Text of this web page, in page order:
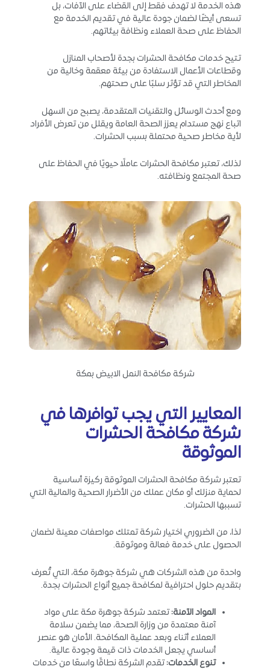
هذه الخدمة لا تهدف فقط إلى القضاء على الآفات، بل
تسعى أيضًا لضمان جودة عالية في تقديم الخدمة مع
الحفاظ على صحة العملاء ونظافة بيئاتهم.
تتيح خدمات مكافحة الحشرات بجدة لأصحاب المنازل
وقطاعات الأعمال الاستفادة من بيئة معقمة وخالية من
المخاطر التي قد تؤثر سلبًا على صحتهم.
ومع أحدث الوسائل والتقنيات المتقدمة، يصبح من السهل
اتباع نهج مستدام يعزز الصحة العامة ويقلل من تعرض الأفراد
لأية مخاطر صحية محتملة بسبب الحشرات.
لذلك، تعتبر مكافحة الحشرات عاملًا حيويًا في الحفاظ على
صحة المجتمع ونظافته.
شركة مكافحة النمل الابيض بمكة
المعايير التي يجب توافرها في
شركة مكافحة الحشرات
الموثوقة
تعتبر شركة مكافحة الحشرات الموثوقة ركيزة أساسية
لحماية منزلك أو مكان عملك من الأضرار الصحية والمالية التي
تسببها الحشرات.
لذا، من الضروري اختيار شركة تمتلك مواصفات معينة لضمان
الحصول على خدمة فعالة وموثوقة.
واحدة من هذه الشركات هي شركة جوهرة مكة، التي تُعرف
بتقديم حلول احترافية لمكافحة جميع أنواع الحشرات بجدة.
المواد الآمنة:تعتمد شركة جوهرة مكة على مواد
آمنة معتمدة من وزارة الصحة، مما يضمن سلامة
العملاء أثناء وبعد عملية المكافحة. الأمان هو عنصر
أساسي يجعل الخدمات ذات قيمة وجودة عالية.
تنوع الخدمات:تقدم الشركة نطاقًا واسعًا من خدمات